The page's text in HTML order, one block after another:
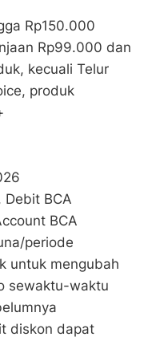
Rp150.000
Rp99.000 dan
kecuali Telur
produk
Debit BCA
BCA
periode
untuk mengubah
sewaktu-waktu
diskon dapat